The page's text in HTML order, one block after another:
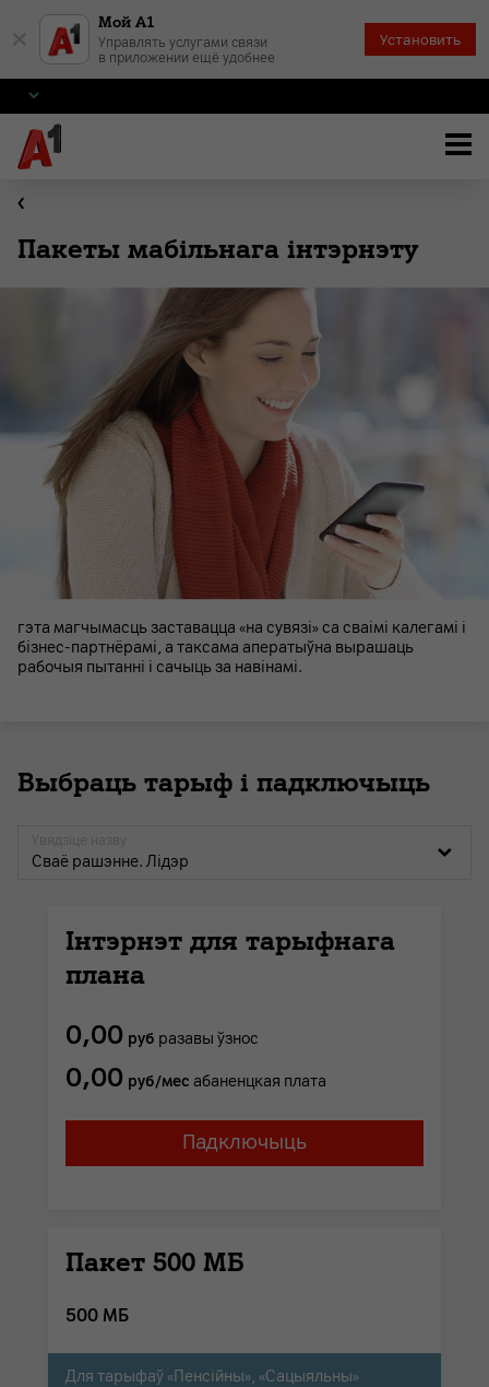
Мой А1
Управлять услугами связи
в приложении ещё удобнее
Установить
Пакеты мабільнага інтэрнэту
гэта магчымасць заставацца «на сувязі» са сваімі калегамі і
бізнес-партнёрамі, а таксама аператыўна вырашаць
рабочыя пытанні і сачыць за навінамі.
Выбраць тарыф і падключыць
Сваё рашэнне. Лідэр
Інтэрнэт для тарыфнага
плана
0,00 руб разавы ўзнос
0,00 руб/мес абаненцкая плата
Падключыць
Пакет 500 МБ
500 МБ
Для тарыфаў «Пенсійны», «Сацыяльны»